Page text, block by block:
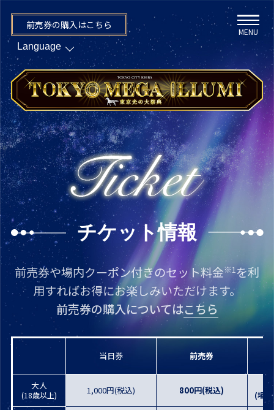
前売券の購入はこちら
MENU
チケット情報
前売券や場内クーポン付きのセット料金※1を利
用すればお得にお楽しみいただけます。
前売券の購入についてはこちら
当日券 前売券
大人
(18歳以上) 1,000円(税込) 800円(税込) (場